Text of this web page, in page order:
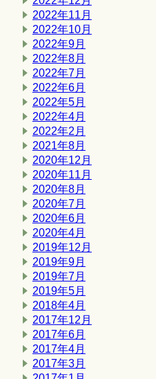
2022年11月
2022年10月
2022年9月
2022年8月
2022年7月
2022年6月
2022年5月
2022年4月
2022年2月
2021年8月
2020年12月
2020年11月
2020年8月
2020年7月
2020年6月
2020年4月
2019年12月
2019年9月
2019年7月
2019年5月
2018年4月
2017年12月
2017年6月
2017年4月
2017年3月